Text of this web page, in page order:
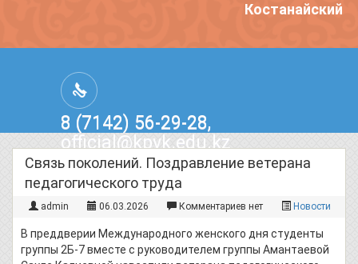
Костанайский
8 (7142) 56-29-28,
official@kpvk.edu.kz
г.Костанай, Проспект Кобыланды
Батыра, 3
Связь поколений. Поздравление ветерана
педагогического труда
admin 06.03.2026 Комментариев нет Новости
В преддверии Международного женского дня студенты
группы 2Б-7 вместе с руководителем группы Амантаевой